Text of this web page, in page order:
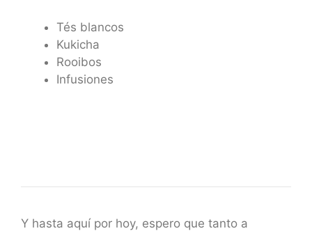
Tés blancos
Kukicha
Rooibos
Infusiones
Y hasta aquí por hoy, espero que tanto a